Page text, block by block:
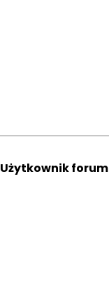
Użytkownik forum